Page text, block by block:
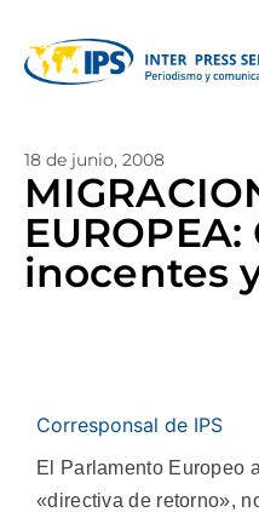
18 de junio, 2008
inocentes
Corresponsal de IPS
El Parlamento Europeo
«directiva de retorno»,